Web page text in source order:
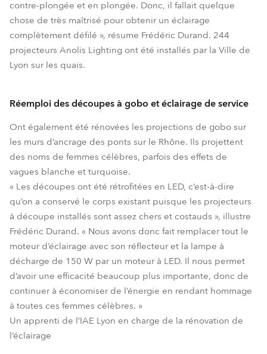
contre-plongée et en plongée. Donc, il fallait quelque
chose de très maîtrisé pour obtenir un éclairage
complètement défilé », résume Frédéric Durand. 244
projecteurs Anolis Lighting ont été installés par la Ville de
Lyon sur les quais.
Réemploi des découpes à gobo et éclairage de service
Ont également été rénovées les projections de gobo sur
les murs d’ancrage des ponts sur le Rhône. Ils projettent
des noms de femmes célèbres, parfois des effets de
vagues blanche et turquoise.
« Les découpes ont été rétrofitées en LED, c’est-à-dire
qu’on a conservé le corps existant puisque les projecteurs
à découpe installés sont assez chers et costauds », illustre
Frédéric Durand. « Nous avons donc fait remplacer tout le
moteur d’éclairage avec son réflecteur et la lampe à
décharge de 150 W par un moteur à LED. Il nous permet
d’avoir une efficacité beaucoup plus importante, donc de
continuer à économiser de l’énergie en rendant hommage
à toutes ces femmes célèbres. »
Un apprenti de l’IAE Lyon en charge de la rénovation de
l’éclairage